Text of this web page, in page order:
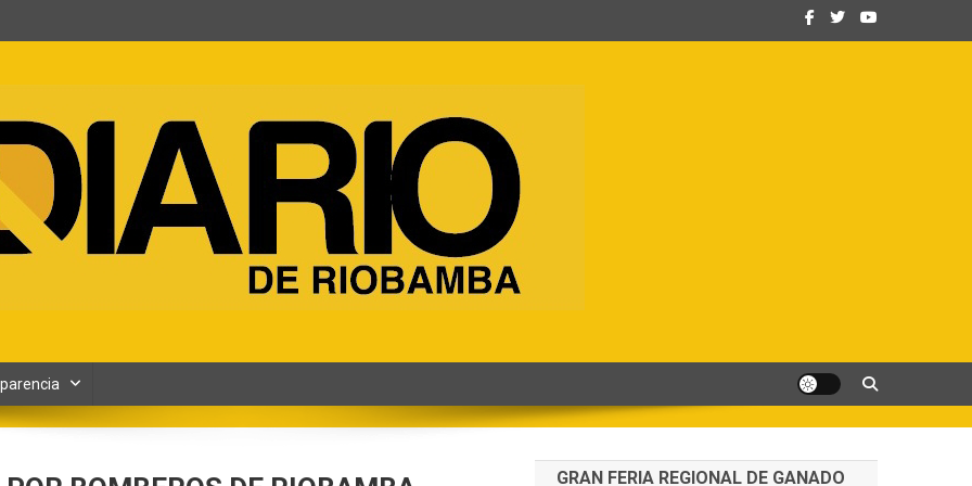
GRAN FERIA REGIONAL DE GANADO